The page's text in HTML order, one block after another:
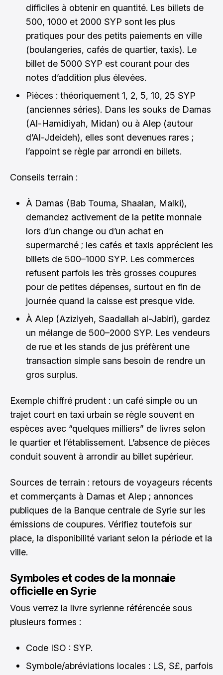
difficiles à obtenir en quantité. Les billets de
500, 1000 et 2000 SYP sont les plus
pratiques pour des petits paiements en ville
(boulangeries, cafés de quartier, taxis). Le
billet de 5000 SYP est courant pour des
notes d’addition plus élevées.
Pièces : théoriquement 1, 2, 5, 10, 25 SYP
(anciennes séries). Dans les souks de Damas
(Al-Hamidiyah, Midan) ou à Alep (autour
d’Al-Jdeideh), elles sont devenues rares ;
l’appoint se règle par arrondi en billets.
Conseils terrain :
À Damas (Bab Touma, Shaalan, Malki),
demandez activement de la petite monnaie
lors d’un change ou d’un achat en
supermarché ; les cafés et taxis apprécient les
billets de 500–1000 SYP. Les commerces
refusent parfois les très grosses coupures
pour de petites dépenses, surtout en fin de
journée quand la caisse est presque vide.
À Alep (Aziziyeh, Saadallah al-Jabiri), gardez
un mélange de 500–2000 SYP. Les vendeurs
de rue et les stands de jus préfèrent une
transaction simple sans besoin de rendre un
gros surplus.
Exemple chiffré prudent : un café simple ou un
trajet court en taxi urbain se règle souvent en
espèces avec “quelques milliers” de livres selon
le quartier et l’établissement. L’absence de pièces
conduit souvent à arrondir au billet supérieur.
Sources de terrain : retours de voyageurs récents
et commerçants à Damas et Alep ; annonces
publiques de la Banque centrale de Syrie sur les
émissions de coupures. Vérifiez toutefois sur
place, la disponibilité variant selon la période et la
ville.
Symboles et codes de la monnaie
officielle en Syrie
Vous verrez la livre syrienne référencée sous
plusieurs formes :
Code ISO : SYP.
Symbole/abréviations locales : LS, S£, parfois